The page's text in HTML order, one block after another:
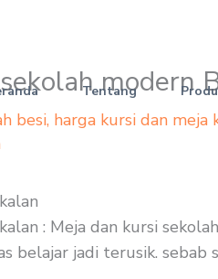
Tentang
modern
besi, harga kursi dan meja
: Meja dan kursi
belajar jadi terusik.